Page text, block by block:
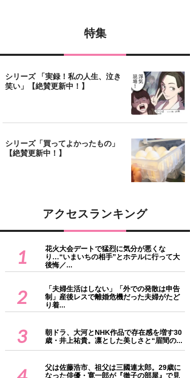
特集
シリーズ 「実録！私の人生、泣き
笑い」【絶賛更新中！】
シリーズ「買ってよかったもの」
【絶賛更新中！】
アクセスランキング
1
花火大会デートで猛烈に気分が悪くな
り…“いまいちの相手”とホテルに行って大
後悔／...
2
「夫婦生活はしない」「外での発散は申告
制」産後レスで離婚危機だった夫婦がたど
り着...
3
朝ドラ、大河とNHK作品で存在感を増す30
歳・井上祐貴。凛とした美しさと“眉間の...
父は佐藤浩市、祖父は三國連太郎。29歳に
なった俳優・寛一郎が『徹子の部屋』で見